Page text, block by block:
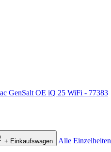
GenSalt OE iQ 25 WiFi - 77383
+ Einkaufswagen Alle Einzelheiten